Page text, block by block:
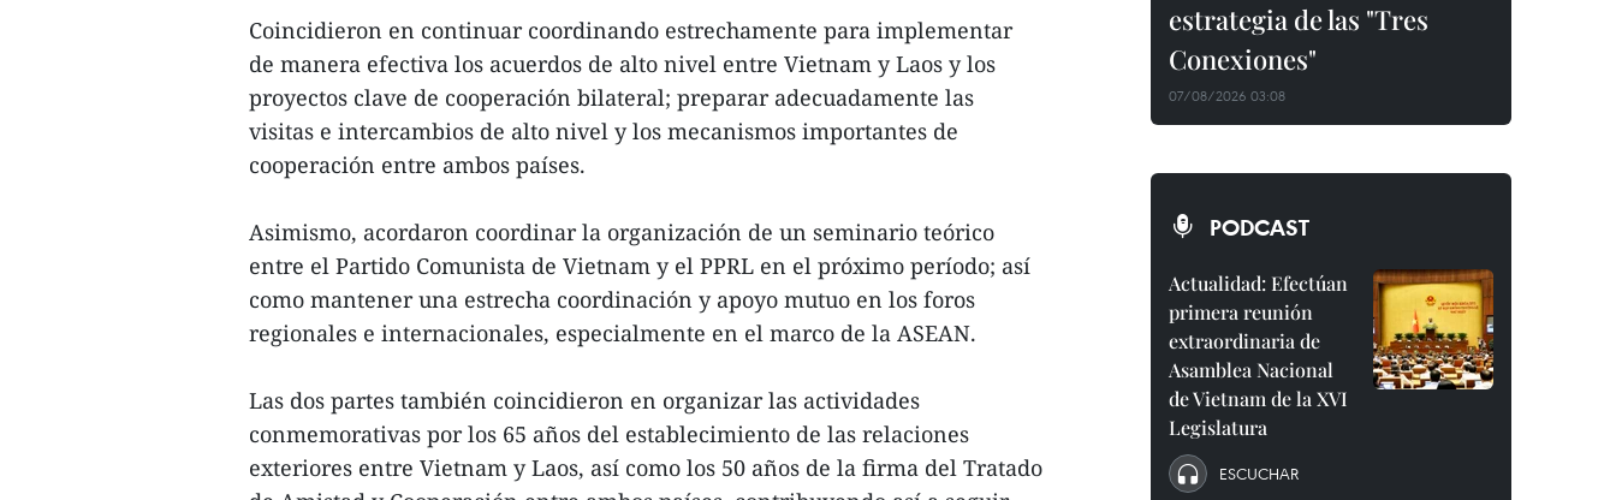
Coincidieron en continuar coordinando estrechamente para implementar
de manera efectiva los acuerdos de alto nivel entre Vietnam y Laos y los
proyectos clave de cooperación bilateral; preparar adecuadamente las
visitas e intercambios de alto nivel y los mecanismos importantes de
cooperación entre ambos países.
Asimismo, acordaron coordinar la organización de un seminario teórico
entre el Partido Comunista de Vietnam y el PPRL en el próximo período; así
como mantener una estrecha coordinación y apoyo mutuo en los foros
regionales e internacionales, especialmente en el marco de la ASEAN.
Las dos partes también coincidieron en organizar las actividades
conmemorativas por los 65 años del establecimiento de las relaciones
exteriores entre Vietnam y Laos, así como los 50 años de la firma del Tratado
estrategia de las "Tres
Conexiones"
07/08/2026 03:08
PODCAST
Actualidad: Efectúan
primera reunión
extraordinaria de
Asamblea Nacional
de Vietnam de la XVI
Legislatura
ESCUCHAR